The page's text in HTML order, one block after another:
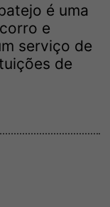
é uma
e
serviço de
de